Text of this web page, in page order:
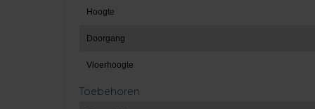
Hoogte
Doorgang
Vloerhoogte
Toebehoren